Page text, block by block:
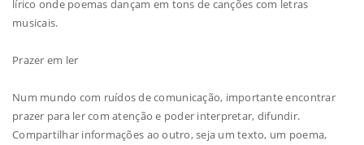
lírico onde poemas dançam em tons de canções com letras
musicais.
Prazer em ler
Num mundo com ruídos de comunicação, importante encontrar
prazer para ler com atenção e poder interpretar, difundir.
Compartilhar informações ao outro, seja um texto, um poema,